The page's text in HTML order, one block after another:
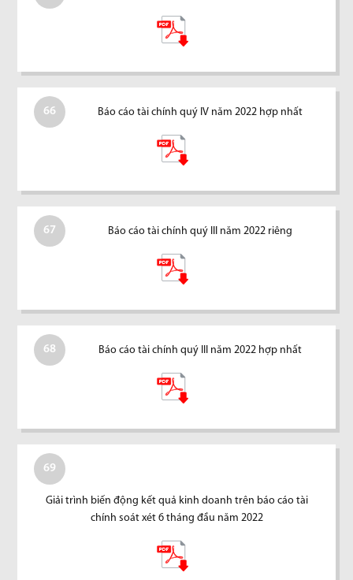
66 Báo cáo tài chính quý IV năm 2022 hợp nhất
67 Báo cáo tài chính quý III năm 2022 riêng
68 Báo cáo tài chính quý III năm 2022 hợp nhất
69
Giải trình biến động kết quả kinh doanh trên báo cáo tài
chính soát xét 6 tháng đầu năm 2022